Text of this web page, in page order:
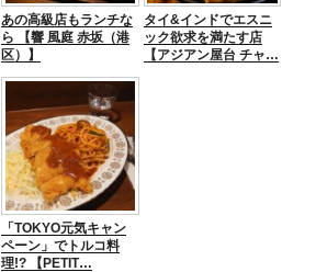
あの高級店もランチな
ら 【響 風庭 赤坂（港
区）】
タイ&インドでエスニ
ック欲求を満たす店
【アジアン屋台 チャ…
「TOKYO元気キャン
ペーン」でトルコ料
理!? 【PETIT…